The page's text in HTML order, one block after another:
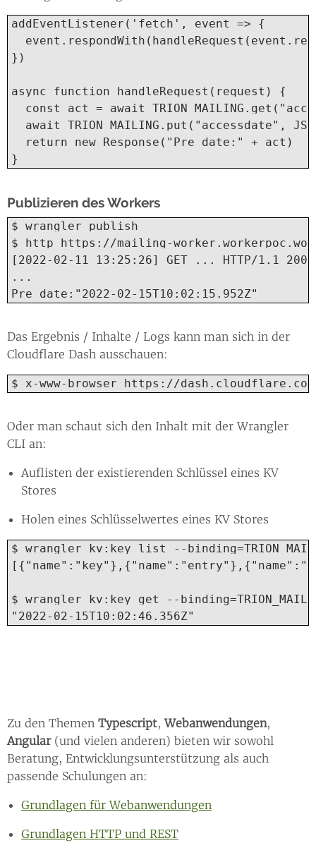
addEventListener('fetch', event => {
})
async function handleRequest(request) {
const act = await
await TRION_MAILING.put("accessdate",
  return new Response("Pre date:" + act)
}
Publizieren des Workers
$ wrangler publish
$ http https://mailing-
[2022-02-11 13:25:26] GET ... HTTP/1.1 200
...
Pre date:"2022-02-15T10:02:15.952Z"
Das Ergebnis / Inhalte / Logs kann man sich in der
Cloudflare Dash ausschauen:
$ x-www-browser https://
Oder man schaut sich den Inhalt mit der Wrangler
CLI an:
Auflisten der existierenden Schlüssel eines KV
Stores
Holen eines Schlüsselwertes eines KV Stores
$ wrangler kv:key list --
$ wrangler kv:key get --
"2022-02-15T10:02:46.356Z"
Zu den Themen Typescript,Webanwendungen,
Angular(und vielen anderen) bieten wir sowohl
Beratung, Entwicklungsunterstützung als auch
passende Schulungen an:
Grundlagen für Webanwendungen
Grundlagen HTTP und REST